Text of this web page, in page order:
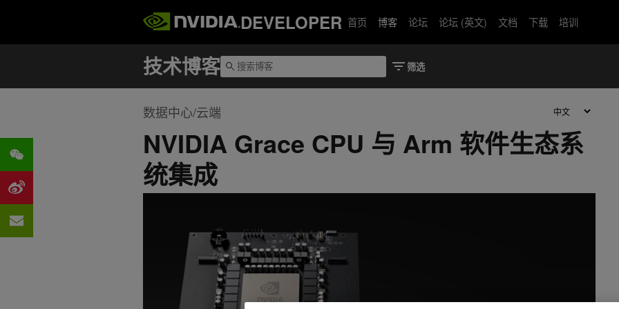
DEVELOPER 首页 博客 论坛 论坛 (英文) 文档 下载 培训
数据中心/云端
NVIDIA Grace CPU 与 Arm 软件生态系
统集成